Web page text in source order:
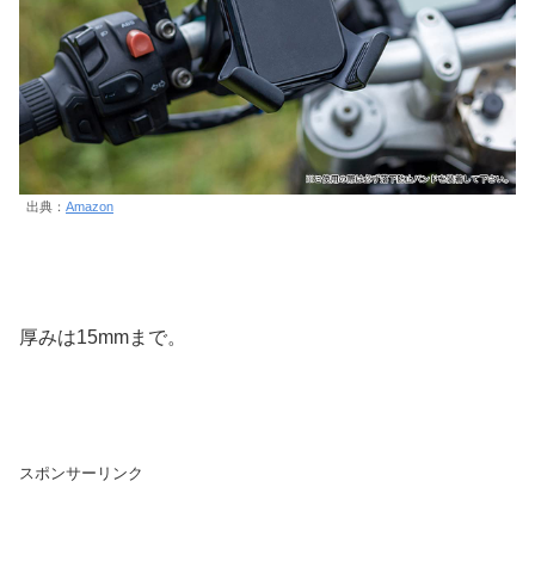
出典： Amazon
厚みは15mmまで。
スポンサーリンク